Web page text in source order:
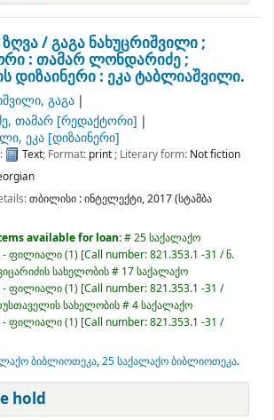
/გაგა ნახუცრიშვილი ;
: თამარ ლონდარიძე ;
დიზაინერი : ეკა ტაბლიაშვილი.
გაგა
თამარ [რედაქტორი]
ეკა [დიზაინერი]
Text; Format: print ; Literary form: Not fiction
თბილისი :ინტელექტი,2017 (სტამბა
available for loan:# 25 საქალაქო
- ფილიალი(1) Call number:821.353.1 -31 / ნ.
სახელობის # 17 საქალაქო
- ფილიალი(1) Call number:821.353.1 -31 /
სახელობის # 4 საქალაქო
- ფილიალი(1) Call number:821.353.1 -31 /
ბიბლიოთეკა,25 საქალაქო ბიბლიოთეკა.
hold